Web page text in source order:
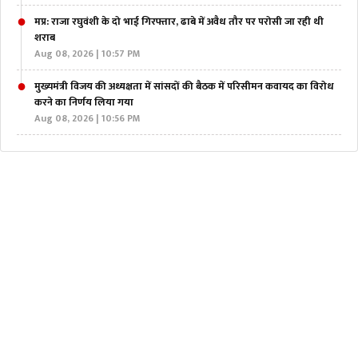
मप्र: राजा रघुवंशी के दो भाई गिरफ्तार, ढाबे में अवैध तौर पर परोसी जा रही थी
शराब
Aug 08, 2026 | 10:57 PM
मुख्यमंत्री विजय की अध्यक्षता में सांसदों की बैठक में परिसीमन कवायद का विरोध
करने का निर्णय लिया गया
Aug 08, 2026 | 10:56 PM